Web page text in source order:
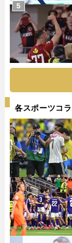
5
各スポーツコ